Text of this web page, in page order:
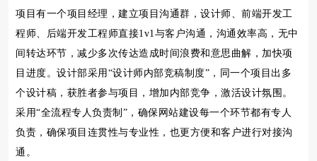
项目有一个项目经理，建立项目沟通群，设计师、前端开发工
程师、后端开发工程师直接1v1与客户沟通，沟通效率高，无中
间转达环节，减少多次传达造成时间浪费和意思曲解，加快项
目进度。设计部采用“设计师内部竞稿制度”，同一个项目出多
个设计稿，获胜者参与项目，增加内部竞争，激活设计氛围。
采用“全流程专人负责制”，确保网站建设每一个环节都有专人
负责，确保项目连贯性与专业性，也更方便和客户进行对接沟
通。